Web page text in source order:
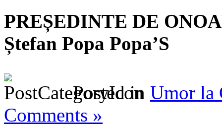
PREȘEDINTE DE
Ștefan Popa Popa’S
Posted in Umor la
Comments »